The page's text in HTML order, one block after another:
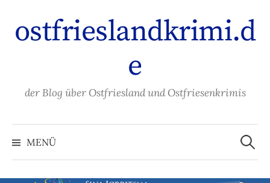
Inhalt
überspringen
ostfrieslandkrimi.d
e
der Blog über Ostfriesland und Ostfriesenkrimis
MENÜ
Suchen
nach: